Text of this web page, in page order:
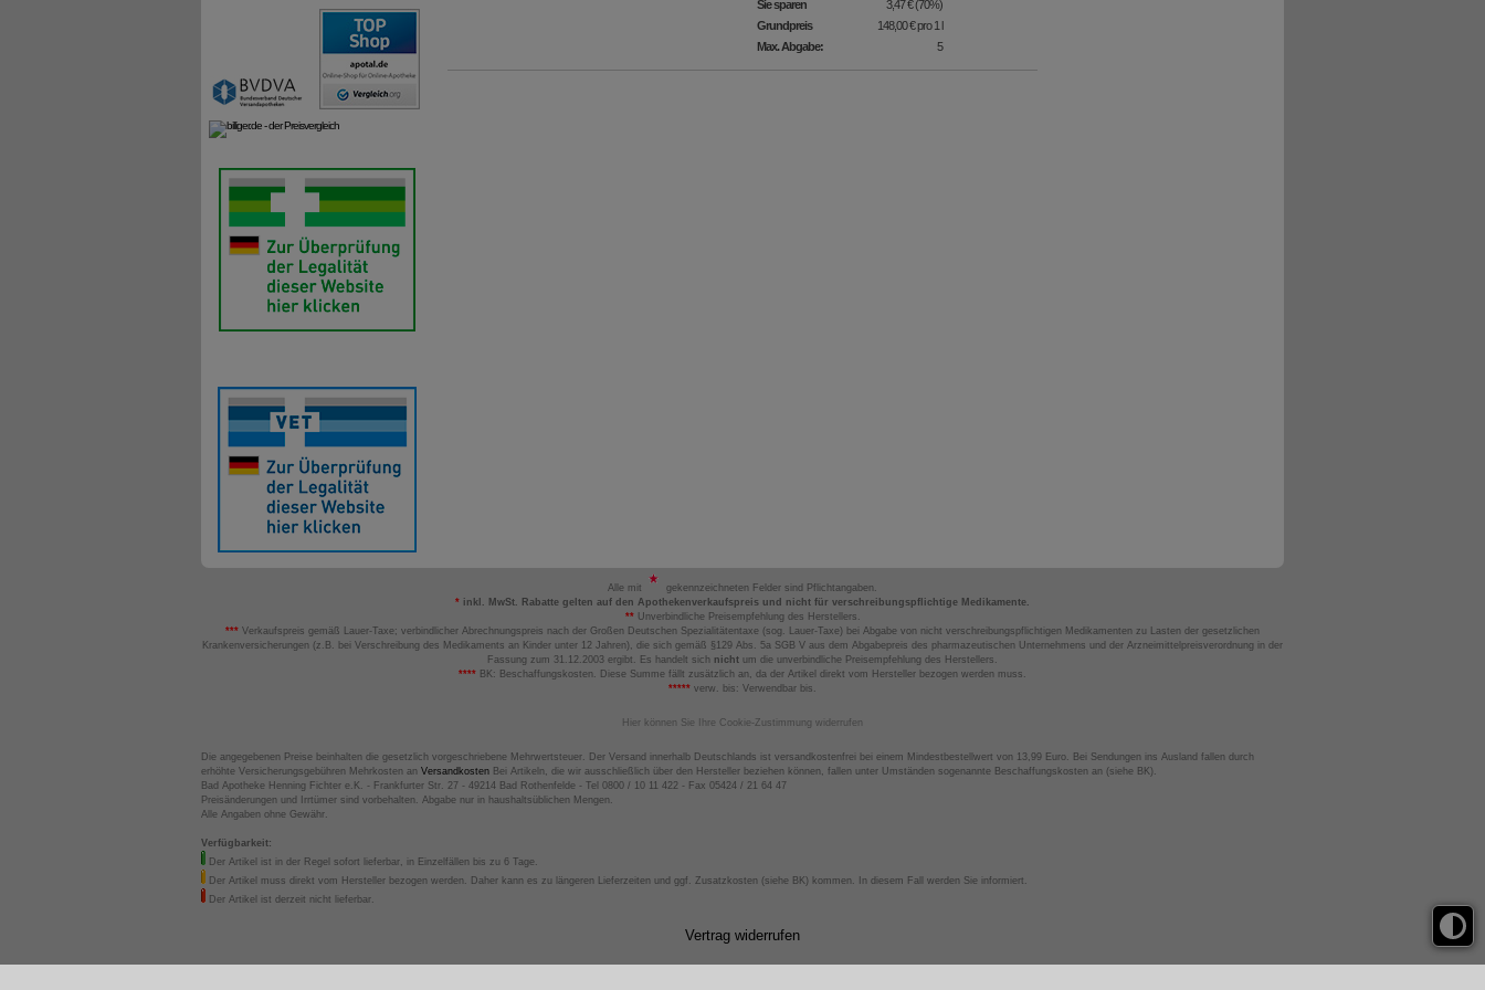
Sie sparen 3,47 €(70%)
Grundpreis
148,00 €pro 1 l
Max. Abgabe:
5
Alle mit
gekennzeichneten Felder sind Pflichtangaben.
* inkl. MwSt. Rabatte gelten auf den Apothekenverkaufspreis und nicht für verschreibungspflichtige Medikamente.
**Unverbindliche Preisempfehlung des Herstellers.
*** Verkaufspreis gemäß Lauer-Taxe; verbindlicher Abrechnungspreis nach der Großen Deutschen Spezialitätentaxe (sog. Lauer-Taxe) bei Abgabe von nicht verschreibungspflichtigen Medikamenten zu Lasten der gesetzlichen
Krankenversicherungen (z.B. bei Verschreibung des Medikaments an Kinder unter 12 Jahren), die sich gemäß §129 Abs. 5a SGB V aus dem Abgabepreis des pharmazeutischen Unternehmens und der Arzneimittelpreisverordnung in der
Fassung zum 31.12.2003 ergibt. Es handelt sich nicht um die unverbindliche Preisempfehlung des Herstellers.
**** BK: Beschaffungskosten. Diese Summe fällt zusätzlich an, da der Artikel direkt vom Hersteller bezogen werden muss.
***** verw. bis: Verwendbar bis.
Hier können Sie Ihre Cookie-Zustimmung widerrufen
Die angegebenen Preise beinhalten die gesetzlich vorgeschriebene Mehrwertsteuer. Der Versand innerhalb Deutschlands ist versandkostenfrei bei einem Mindestbestellwert von 13,99 Euro. Bei Sendungen ins Ausland fallen durch
erhöhte Versicherungsgebühren Mehrkosten an Versandkosten Bei Artikeln, die wir ausschließlich über den Hersteller beziehen können, fallen unter Umständen sogenannte Beschaffungskosten an (siehe BK).
Bad Apotheke Henning Fichter e.K. - Frankfurter Str. 27 - 49214 Bad Rothenfelde - Tel 0800 / 10 11 422 - Fax 05424 / 21 64 47
Preisänderungen und Irrtümer sind vorbehalten. Abgabe nur in haushaltsüblichen Mengen.
Alle Angaben ohne Gewähr.
Verfügbarkeit:
Der Artikel ist in der Regel sofort lieferbar, in Einzelfällen bis zu 6 Tage.
Der Artikel muss direkt vom Hersteller bezogen werden. Daher kann es zu längeren Lieferzeiten und ggf. Zusatzkosten (siehe BK) kommen. In diesem Fall werden Sie informiert.
Der Artikel ist derzeit nicht lieferbar.
Vertrag widerrufen